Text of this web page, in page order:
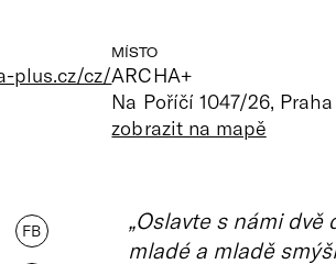
plus.cz/cz/
MÍSTO
ARCHA+
Na Poříčí 1047/26, Praha
zobrazit na mapě
FB
„Oslavte s námi
mladé a mladě